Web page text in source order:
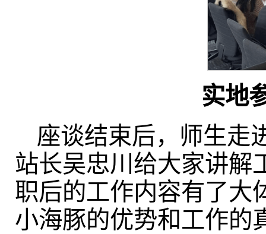
实地
座谈结束后，师生走
站长吴忠川给大家讲解
职后的工作内容有了大
小海豚的优势和工作的